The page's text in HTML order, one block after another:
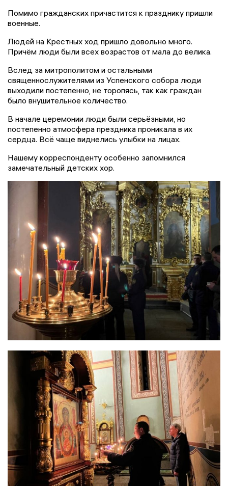
Помимо гражданских причастится к празднику пришли
военные.
Людей на Крестных ход пришло довольно много.
Причём люди были всех возрастов от мала до велика.
Вслед за митрополитом и остальными
священнослужителями из Успенского собора люди
выходили постепенно, не торопясь, так как граждан
было внушительное количество.
В начале церемонии люди были серьёзными, но
постепенно атмосфера прездника проникала в их
сердца. Всё чаще виднелись улыбки на лицах.
Нашему корреспонденту особенно запомнился
замечательный детских хор.